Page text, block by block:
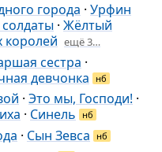
города · Урфин
· Жёлтый
ещё 3…
сестра ·
девчонка нб
· Это мы, Господи! ·
· Синель нб
· Сын Зевса нб